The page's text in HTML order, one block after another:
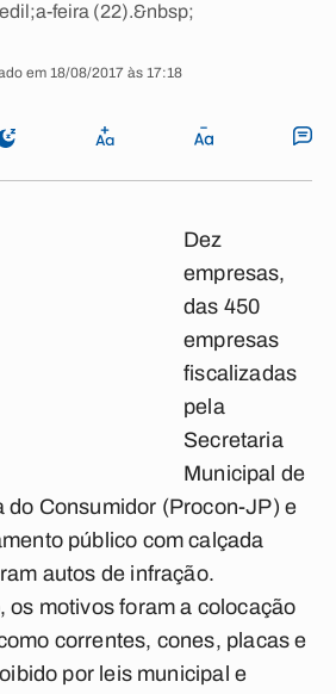
feira (22).&nbsp;
em 18/08/2017 às 17:18
Dez
empresas,
das 450
empresas
fiscalizadas
pela
Secretaria
Municipal de
do Consumidor (Procon-JP) e
público com calçada
autos de infração.
os motivos foram a colocação
correntes, cones, placas e
por leis municipal e